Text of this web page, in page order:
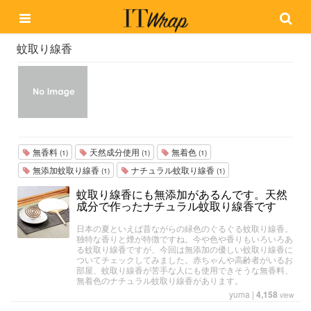
蚊取り線香
無香料 (1) 天然成分使用 (1) 無着色 (1)
無添加蚊取り線香 (1) ナチュラル蚊取り線香 (1)
蚊取り線香にも無添加があるんです。天然
成分で作ったナチュラル蚊取り線香です
日本の夏といえば昔ながらの緑色のぐるぐる蚊取り線香。
独特な香りと煙が特徴ですね。今や色や香りもいろいろあ
る蚊取り線香ですが、今回は無添加の優しい蚊取り線香に
ついてチェックしてみました。赤ちゃんや高齢者がいるお
部屋、蚊取り線香が苦手な人にも使用できそうな無香料、
無着色のナチュラル蚊取り線香があります。
yuma | 4,158 view